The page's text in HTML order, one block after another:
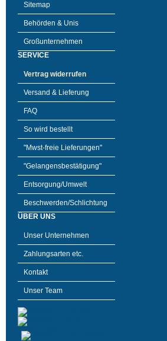
Sitemap
Behörden & Unis
Großunternehmen
SERVICE
Vertrag widerrufen
Versand & Lieferung
FAQ
So wird bestellt
"Mwst-freie Lieferungen"
"Gelangensbestätigung"
Entsorgung/Umwelt
Beschwerden/Schlichtung
ÜBER UNS
Unser Unternehmen
Zahlungsarten etc.
Kontakt
Unser Team